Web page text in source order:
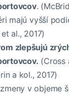
.
majú vyšší
al., 2017)
zlepšujú
(Cross
a kol., 2017)
v objeme